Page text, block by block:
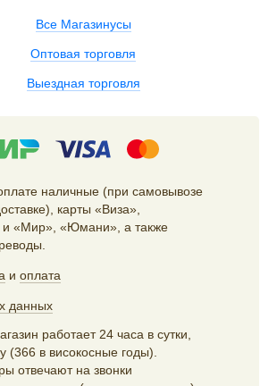
Все Магазинусы
Оптовая торговля
Выездная торговля
наличные (при самовывозе
карты «Виза»,
и «Мир», «Юмани», а также
и оплата
данных
работает 24 часа в сутки,
(366 в високосные годы).
отвечают на звонки